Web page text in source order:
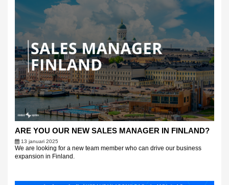
ARE YOU OUR NEW SALES MANAGER IN FINLAND?
13 januari 2025
We are looking for a new team member who can drive our business
expansion in Finland.